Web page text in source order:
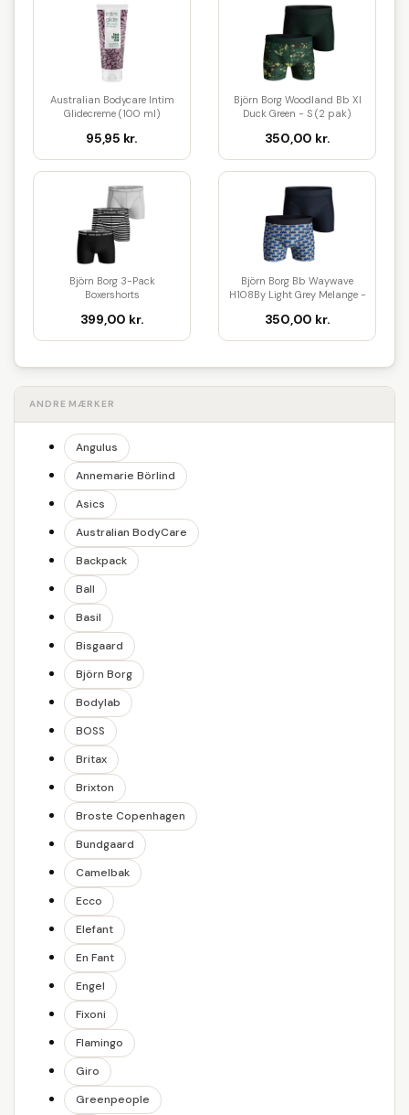
Australian Bodycare Intim
Glidecreme (100 ml)
95,95 kr.
Björn Borg Woodland Bb Xl
Duck Green - S (2 pak)
350,00 kr.
Björn Borg 3-Pack
Boxershorts
399,00 kr.
Björn Borg Bb Waywave
H108By Light Grey Melange -
350,00 kr.
ANDRE MÆRKER
Angulus
Annemarie Börlind
Asics
Australian BodyCare
Backpack
Ball
Basil
Bisgaard
Björn Borg
Bodylab
BOSS
Britax
Brixton
Broste Copenhagen
Bundgaard
Camelbak
Ecco
Elefant
En Fant
Engel
Fixoni
Flamingo
Giro
Greenpeople